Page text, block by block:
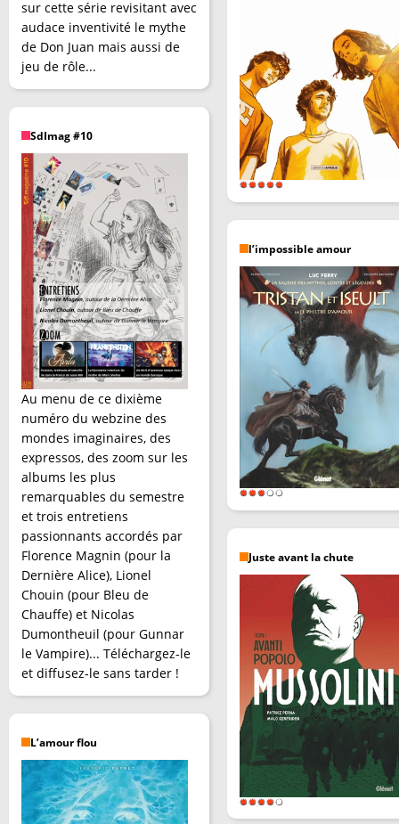
sur cette série revisitant avec
audace inventivité le mythe
de Don Juan mais aussi de
jeu de rôle...
SdImag #10
Au menu de ce dixième
numéro du webzine des
mondes imaginaires, des
expressos, des zoom sur les
albums les plus
remarquables du semestre
et trois entretiens
passionnants accordés par
Florence Magnin (pour la
Dernière Alice), Lionel
Chouin (pour Bleu de
Chauffe) et Nicolas
Dumontheuil (pour Gunnar
le Vampire)... Téléchargez-le
et diffusez-le sans tarder !
L’amour flou
l’impossible amour
Juste avant la chute